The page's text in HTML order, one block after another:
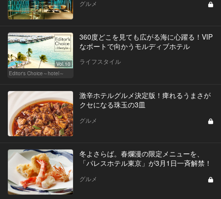
グルメ
Vol.10
Editor's Choice～hotel～
360度どこを見ても広がる海に心躍る！VIP
なボートで向かうモルディブホテル
ライフスタイル
激辛ホテルグルメ決定版！痺れるうまさが
クセになる珠玉の3皿
グルメ
冬よさらば。春爛漫の限定メニューを、
「パレスホテル東京」が3月1日一斉解禁！
グルメ